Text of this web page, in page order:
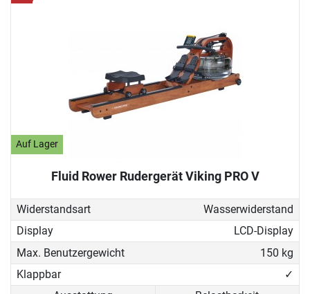
Auf Lager
Fluid Rower Rudergerät Viking PRO V
Widerstandsart
Wasserwiderstand
Display
LCD-Display
Max. Benutzergewicht
150 kg
Klappbar
✓